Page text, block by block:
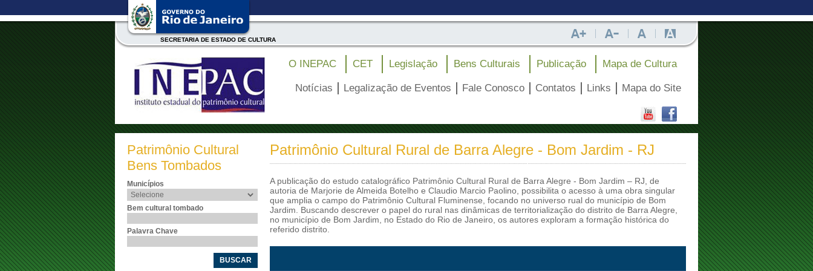
SECRETARIA DE ESTADO DE CULTURA
O INEPAC CET Legislação Bens Culturais Publicação Mapa de Cultura
Notícias Legalização de Eventos Fale Conosco Contatos Links Mapa do Site
Patrimônio Cultural
Bens Tombados
Municípios
Bem cultural tombado
Palavra Chave
BUSCAR
Patrimônio Cultural Rural de Barra Alegre - Bom Jardim - RJ
A publicação do estudo catalográfico Patrimônio Cultural Rural de Barra Alegre - Bom Jardim – RJ, de
autoria de Marjorie de Almeida Botelho e Claudio Marcio Paolino, possibilita o acesso à uma obra singular
que amplia o campo do Patrimônio Cultural Fluminense, focando no universo rual do município de Bom
Jardim. Buscando descrever o papel do rural nas dinâmicas de territorialização do distrito de Barra Alegre,
no município de Bom Jardim, no Estado do Rio de Janeiro, os autores exploram a formação histórica do
referido distrito.